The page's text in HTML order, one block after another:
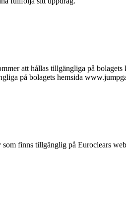
att hållas tillgängliga på
på bolagets hemsida
finns tillgänglig på Euroclears